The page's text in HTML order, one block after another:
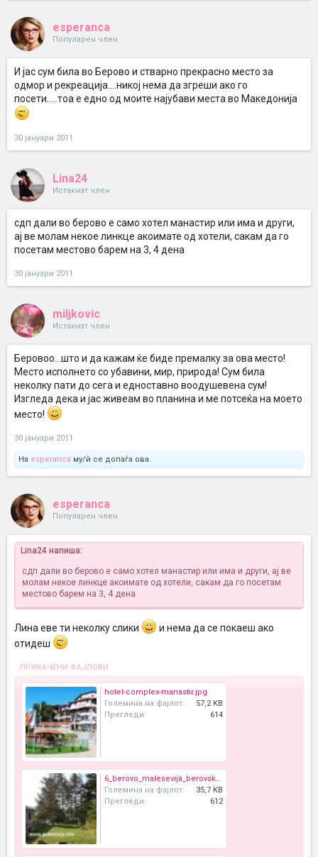
esperanca
Популарен член
И јас сум била во Берово и стварно прекрасно место за
одмор и рекреација....никој нема да згреши ако го
посети.....тоа е едно од моите најубави места во Македонија
30 јануари 2011
Lina24
Истакнат член
сдп дали во берово е само хотел манастир или има и други,
ај ве молам некое линкце акоимате од хотели, сакам да го
посетам местово барем на 3, 4 дена
30 јануари 2011
miljkovic
Истакнат член
Беровоо...што и да кажам ќе биде премалку за ова место!
Место исполнето со убавини, мир, природа! Сум била
неколку пати до сега и едноставно воодушевена сум!
Изгледа дека и јас живеам во планина и ме потсеќа на моето
место!
30 јануари 2011
На esperanca му/ѝ се допаѓа ова.
esperanca
Популарен член
Lina24 напиша:
сдп дали во берово е само хотел манастир или има и други, ај ве
молам некое линкце акоимате од хотели, сакам да го посетам
местово барем на 3, 4 дена
Лина еве ти неколку слики
и нема да се покаеш ако
отидеш
ПРИКАЧЕНИ ФАЈЛОВИ:
hotel-complex-manastir.jpg
Големина на фајлот:
57,2 KB
Прегледи:
614
6_berovo_malesevija_berovsko_ezero_detsko_odmoraliste.jpg
Големина на фајлот:
35,7 KB
Прегледи:
612